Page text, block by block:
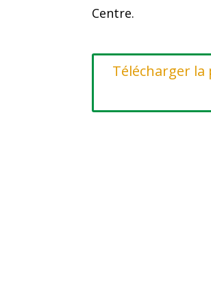
Centre.
Télécharger la